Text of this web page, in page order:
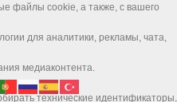
файлы cookie, а также, с вашего
для аналитики, рекламы, чата,
медиаконтента.
технические идентификаторы,